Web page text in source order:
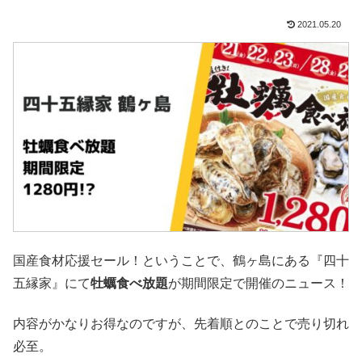
2021.05.20
国産食材応援セール！ということで、鶴ヶ島にある『四十
五縁家』にて牡蠣食べ放題が期間限定で開催のニュース！
内容がかなりお得なのですが、先着順とのことで売り切れ
必至。